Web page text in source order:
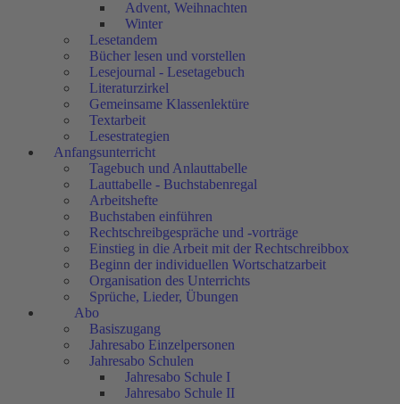
Advent, Weihnachten
Winter
Lesetandem
Bücher lesen und vorstellen
Lesejournal - Lesetagebuch
Literaturzirkel
Gemeinsame Klassenlektüre
Textarbeit
Lesestrategien
Anfangsunterricht
Tagebuch und Anlauttabelle
Lauttabelle - Buchstabenregal
Arbeitshefte
Buchstaben einführen
Rechtschreibgespräche und -vorträge
Einstieg in die Arbeit mit der Rechtschreibbox
Beginn der individuellen Wortschatzarbeit
Organisation des Unterrichts
Sprüche, Lieder, Übungen
Abo
Basiszugang
Jahresabo Einzelpersonen
Jahresabo Schulen
Jahresabo Schule I
Jahresabo Schule II